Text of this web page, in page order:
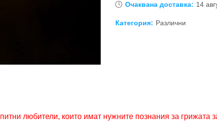
Очаквана доставка: 14
Категория: Различни
любители, които имат нужните познания за грижата